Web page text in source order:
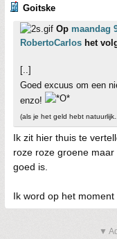
Goitske
Op maandag
RobertoCarlos het
[..]
Goed excuus om een
enzo!
(als je het geld hebt
Ik zit hier thuis te
roze roze groene
goed is.
Ik word op het
▼